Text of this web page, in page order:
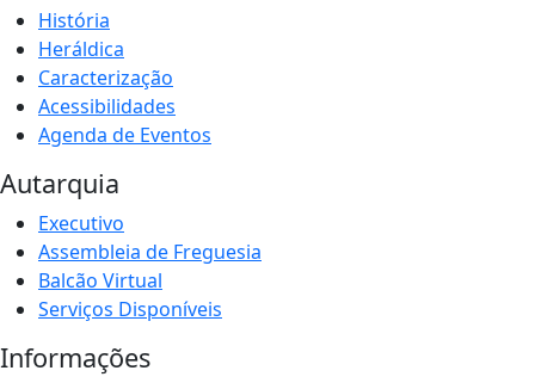
História
Heráldica
Caracterização
Acessibilidades
Agenda de Eventos
Autarquia
Executivo
Assembleia de Freguesia
Balcão Virtual
Serviços Disponíveis
Informações